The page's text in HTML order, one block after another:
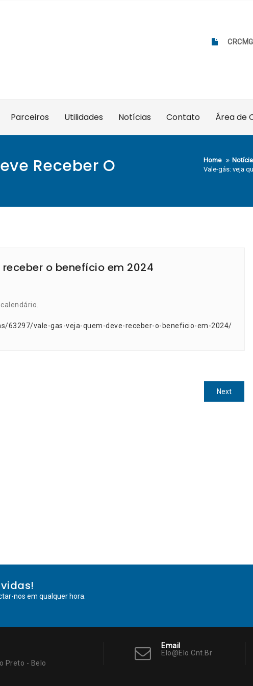
Parceiros Utilidades Notícias Contato Área de
Receber O Home
Vale-gás: veja
o benefício em 2024
63297/vale-gas-veja-quem-deve-receber-o-beneficio-em-2024/
NextNext
post:
nos em qualquer hora.
Preto - Belo
Email
Elo@elo.cnt.br